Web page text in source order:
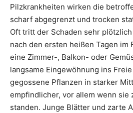
Pilzkrankheiten wirken die
scharf abgegrenzt und trocken
Oft tritt der Schaden sehr
nach den ersten heißen Tagen im
eine Zimmer-, Balkon- oder
langsame Eingewöhnung ins
gegossene Pflanzen in starker
empfindlicher, vor allem wenn sie
standen. Junge Blätter und zarte